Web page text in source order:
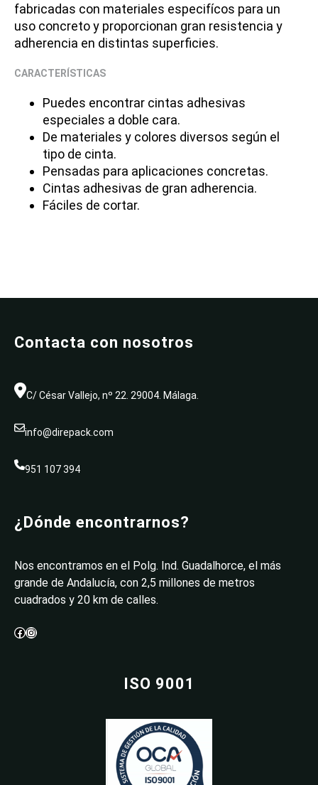
fabricadas con materiales especifícos para un
uso concreto y proporcionan gran resistencia y
adherencia en distintas superficies.
CARACTERÍSTICAS
Puedes encontrar cintas adhesivas
especiales a doble cara.
De materiales y colores diversos según el
tipo de cinta.
Pensadas para aplicaciones concretas.
Cintas adhesivas de gran adherencia.
Fáciles de cortar.
Contacta con nosotros
C/ César Vallejo, nº 22. 29004. Málaga.
info@direpack.com
951 107 394
¿Dónde encontrarnos?
Nos encontramos en el Polg. Ind. Guadalhorce, el más
grande de Andalucía, con 2,5 millones de metros
cuadrados y 20 km de calles.
Facebook Instagram
ISO 9001